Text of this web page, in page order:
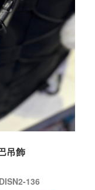
吊飾
DISN2-136